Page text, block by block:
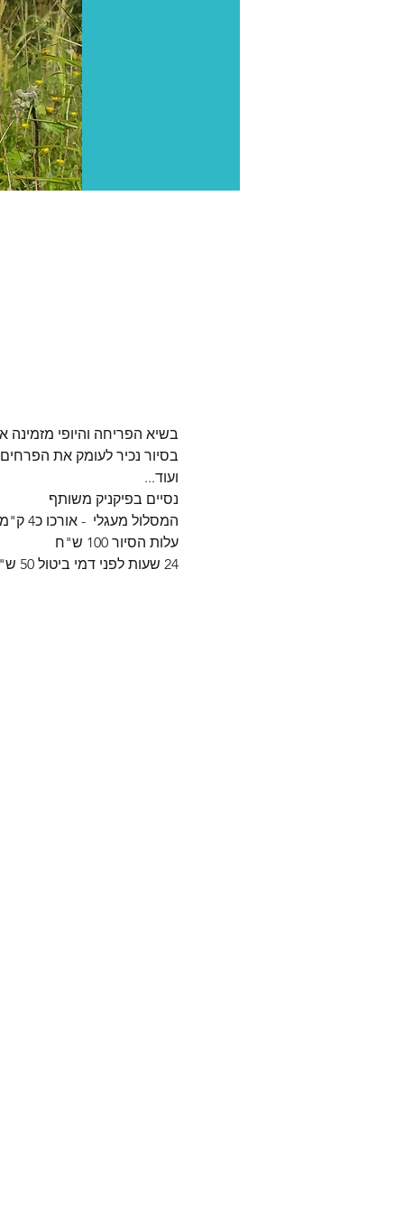
בשיא הפריחה והיופי מזמינה
בסיור נכיר לעומק את
ועוד...
נסיים בפיקניק משותף
המסלול מעגלי  - אורכו כ4 ק"מ
עלות הסיור 100 ש"ח
24 שעות לפני דמי ביטול 50 ש"ח